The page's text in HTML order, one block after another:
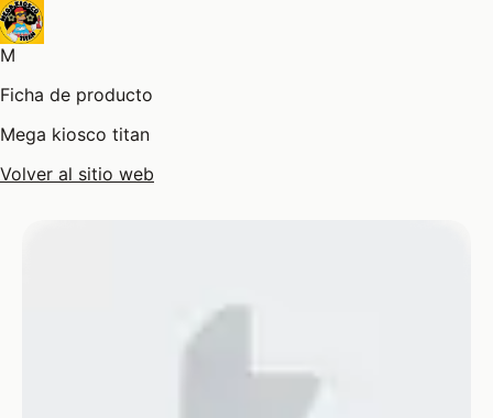
M
Ficha de producto
Mega kiosco titan
Volver al sitio web